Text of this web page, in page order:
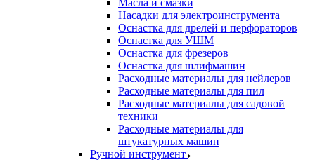
Масла и смазки
Насадки для электроинструмента
Оснастка для дрелей и перфораторов
Оснастка для УШМ
Оснастка для фрезеров
Оснастка для шлифмашин
Расходные материалы для нейлеров
Расходные материалы для пил
Расходные материалы для садовой
техники
Расходные материалы для
штукатурных машин
Ручной инструмент